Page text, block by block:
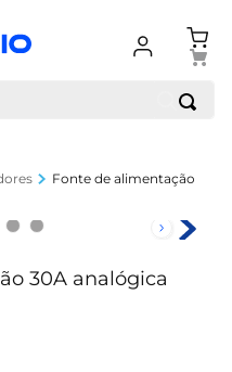
Fonte de alimentação
30A analógica